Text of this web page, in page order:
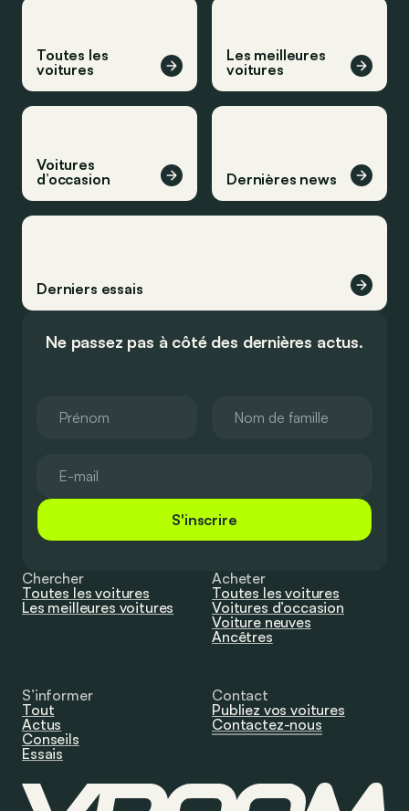
Toutes les
voitures
Les meilleures
voitures
Voitures
d’occasion
Dernières news
Derniers essais
Ne passez pas à côté des dernières actus.
S'inscrire
Chercher
Toutes les voitures
Les meilleures voitures
Acheter
Toutes les voitures
Voitures d’occasion
Voiture neuves
Ancêtres
S’informer
Tout
Actus
Conseils
Essais
Contact
Publiez vos voitures
Contactez-nous